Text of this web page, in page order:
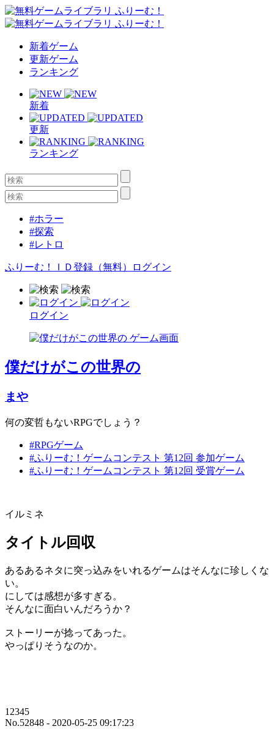
新着ゲーム
更新ゲーム
ランキング
新着
更新
ランキング
#ホラー
#探索
#レトロ
ふりーむ！ＩＤ登録（無料） ログイン
ログイン
僕だけがこの世界の
まや
何の変哲もないRPGでしょう？
#RPGゲーム
#ふりーむ！ゲームコンテスト 第12回 参加ゲーム
#ふりーむ！ゲームコンテスト 第12回 受賞ゲーム
イルミネ
タイトル回収
あるあるネタに突っ込みをいれるゲームはそんなに珍しくな
い。
にしては感想が多すぎる。
そんなに面白いんだろうか？
ストーリーが捻ってあった。
やっぱりそうなのか。
12345
No.52848 - 2020-05-25 09:17:23